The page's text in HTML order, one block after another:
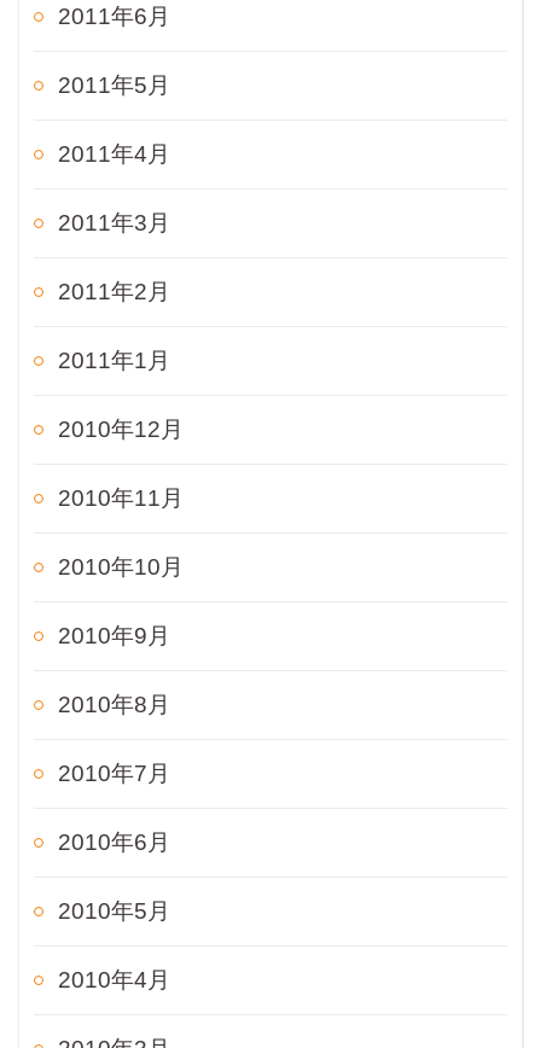
2011年6月
2011年5月
2011年4月
2011年3月
2011年2月
2011年1月
2010年12月
2010年11月
2010年10月
2010年9月
2010年8月
2010年7月
2010年6月
2010年5月
2010年4月